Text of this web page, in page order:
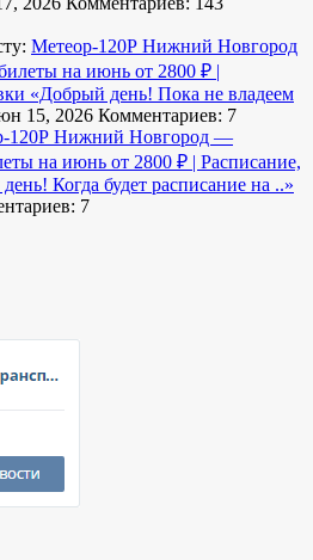
Метеор-120Р Нижний Новгород
на июнь от 2800 ₽ |
«Добрый день! Пока не владеем
15, 2026 Комментариев: 7
120Р Нижний Новгород —
на июнь от 2800 ₽ | Расписание,
Когда будет расписание на ..»
7